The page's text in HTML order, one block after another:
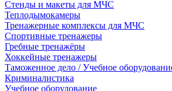
Стенды и макеты для МЧС
Теплодымокамеры
Тренажерные комплексы для МЧС
Спортивные тренажеры
Гребные тренажёры
Хоккейные тренажеры
Таможенное дело / Учебное
Криминалистика
Учебное оборудование